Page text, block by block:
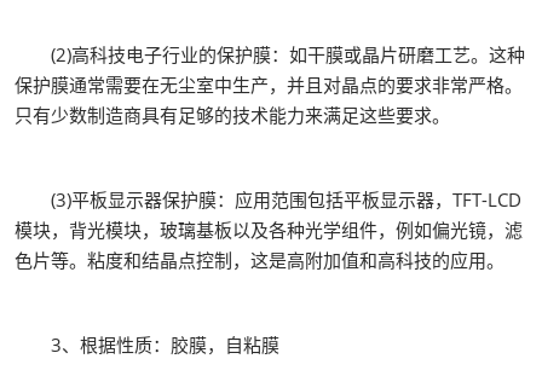
(2)高科技电子行业的保护膜：如干膜或晶片研磨工艺。这种
保护膜通常需要在无尘室中生产，并且对晶点的要求非常严格。
只有少数制造商具有足够的技术能力来满足这些要求。
(3)平板显示器保护膜：应用范围包括平板显示器，TFT-LCD
模块，背光模块，玻璃基板以及各种光学组件，例如偏光镜，滤
色片等。粘度和结晶点控制，这是高附加值和高科技的应用。
3、根据性质：胶膜，自粘膜